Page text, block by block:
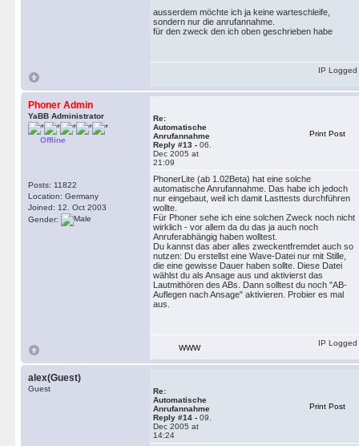
ausserdem möchte ich ja keine warteschleife,
sondern nur die anrufannahme.
für den zweck den ich oben geschrieben habe
IP Logged
Phoner Admin
YaBB Administrator
Offline
Posts: 11822
Location: Germany
Joined: 12. Oct 2003
Gender:
Re:
Automatische
Anrufannahme
Reply #13 - 06.
Dec 2005 at
21:09
Print Post
PhonerLite (ab 1.02Beta) hat eine solche
automatische Anrufannahme. Das habe ich jedoch
nur eingebaut, weil ich damit Lasttests durchführen
wollte.
Für Phoner sehe ich eine solchen Zweck noch nicht
wirklich - vor allem da du das ja auch noch
Anruferabhängig haben wolltest.
Du kannst das aber alles zweckentfremdet auch so
nutzen: Du erstellst eine Wave-Datei nur mit Stille,
die eine gewisse Dauer haben sollte. Diese Datei
wählst du als Ansage aus und aktivierst das
Lautmithören des ABs. Dann solltest du noch "AB-
Auflegen nach Ansage" aktivieren. Probier es mal
aus.
WWW
IP Logged
alex(Guest)
Guest
Re:
Automatische
Anrufannahme
Reply #14 - 09.
Dec 2005 at
14:24
Print Post